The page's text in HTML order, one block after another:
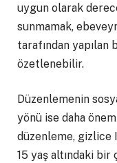
uygun olarak
sunmamak,
tarafından
özetlenebilir.
Düzenlemenin
yönü ise daha
düzenleme, gizlice
15 yaş altındaki bir